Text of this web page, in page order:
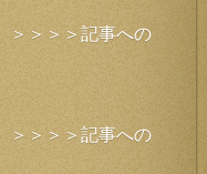
＞＞＞＞記事への
＞＞＞＞記事への